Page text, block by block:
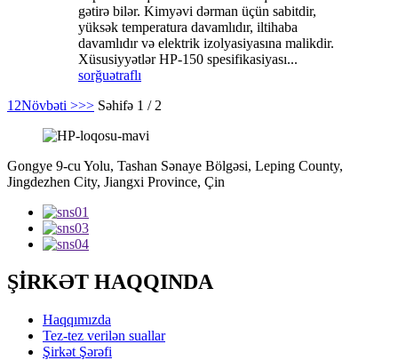
gətirə bilər. Kimyəvi dərman üçün sabitdir,
yüksək temperatura davamlıdır, iltihaba
davamlıdır və elektrik izolyasiyasına malikdir.
Xüsusiyyətlər HP-150 spesifikasiyası...
sorğuətraflı
1 2Növbəti >>> Səhifə 1 / 2
Gongye 9-cu Yolu, Tashan Sənaye Bölgəsi, Leping County,
Jingdezhen City, Jiangxi Province, Çin
ŞİRKƏT HAQQINDA
Haqqımızda
Tez-tez verilən suallar
Şirkət Şərəfi